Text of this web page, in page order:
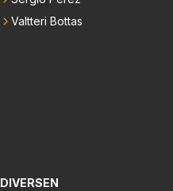
Valtteri Bottas
DIVERSEN